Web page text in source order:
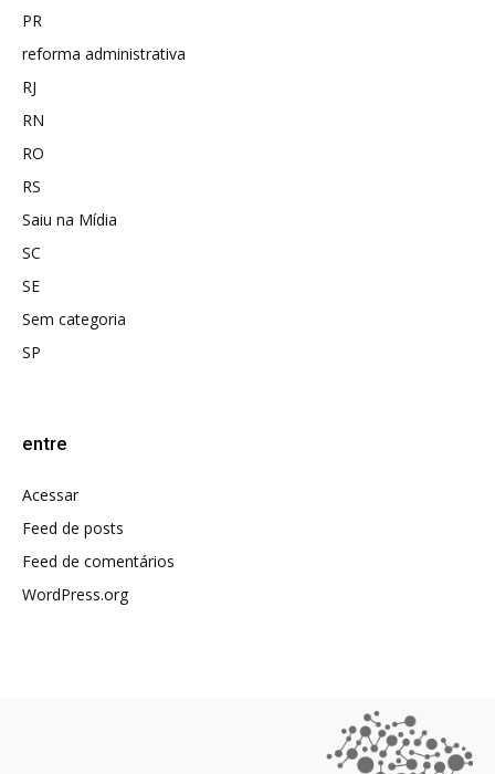
PR
reforma administrativa
RJ
RN
RO
RS
Saiu na Mídia
SC
SE
Sem categoria
SP
entre
Acessar
Feed de posts
Feed de comentários
WordPress.org